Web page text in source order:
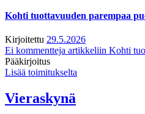
Kohti tuottavuuden parempaa
Kirjoitettu 29.5.2026
Ei kommentteja artikkeliin Kohti
Pääkirjoitus
Lisää toimitukselta
Vieraskynä